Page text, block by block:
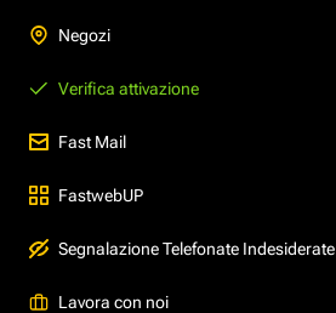
Negozi
Verifica attivazione
Fast Mail
FastwebUP
Segnalazione Telefonate Indesiderate
Lavora con noi